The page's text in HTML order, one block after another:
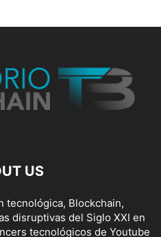
US
tecnológica, Blockchain,
disruptivas del Siglo XXI en
tecnológicos de Youtube